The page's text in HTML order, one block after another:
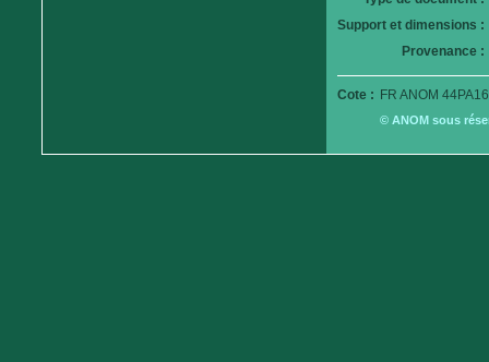
Support et dimensions :
Provenance :
Cote : FR ANOM
© ANOM sous